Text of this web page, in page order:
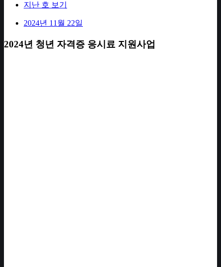
지난 호 보기
2024년 11월 22일
2024년 청년 자격증 응시료 지원사업